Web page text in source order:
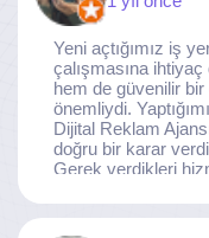
Yeni açtığımız iş
çalışmasına
hem de güvenilir
önemliydi.
Dijital Reklam
doğru bir karar
Gerek verdikleri
noktaya ulaştı.